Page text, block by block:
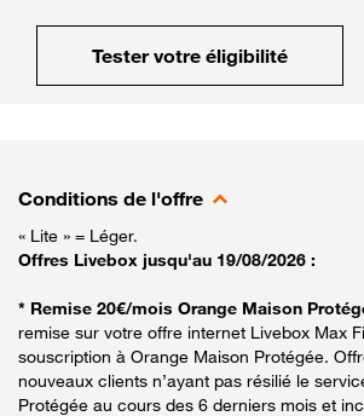
Tester votre éligibilité
Conditions de l'offre
« Lite » = Léger.
Offres Livebox jusqu'au 19/08/2026 :
* Remise 20€/mois Orange Maison
remise sur votre offre internet Livebox Max
souscription à Orange Maison Protégée.
nouveaux clients n’ayant pas résilié le
Protégée au cours des 6 derniers mois et